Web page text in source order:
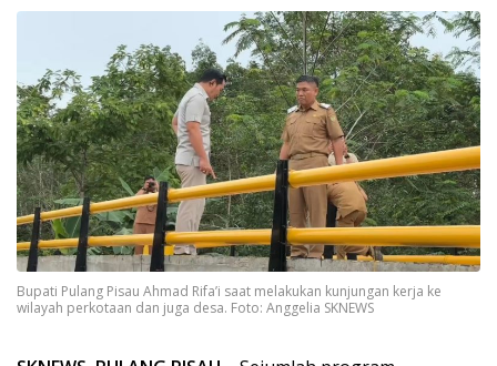
Bupati Pulang Pisau Ahmad Rifa’i saat melakukan kunjungan kerja ke
wilayah perkotaan dan juga desa. Foto: Anggelia SKNEWS